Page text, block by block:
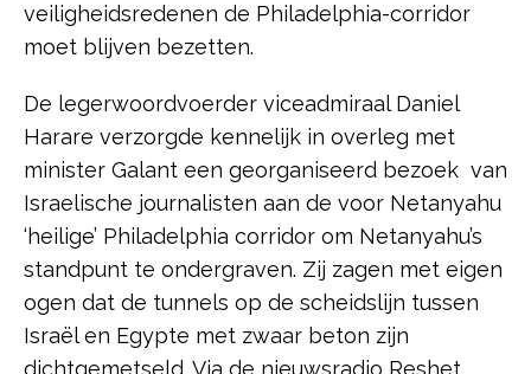
veiligheidsredenen de Philadelphia-corridor
moet blijven bezetten.
De legerwoordvoerder viceadmiraal Daniel
Harare verzorgde kennelijk in overleg met
minister Galant een georganiseerd bezoek van
Israelische journalisten aan de voor Netanyahu
‘heilige’ Philadelphia corridor om Netanyahu’s
standpunt te ondergraven. Zij zagen met eigen
ogen dat de tunnels op de scheidslijn tussen
Israël en Egypte met zwaar beton zijn
dichtgemetseld. Via de nieuwsradio Reshet